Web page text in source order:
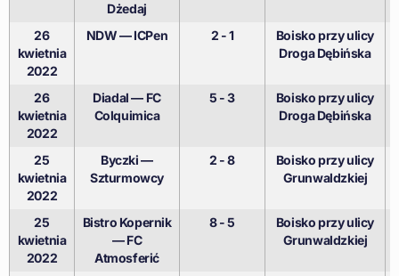
Dżedaj
26
kwietnia
2022
NDW — ICPen 2 - 1
Boisko przy ulicy
Droga Dębińska
26
kwietnia
2022
Diadal — FC
Colquimica
5 - 3
Boisko przy ulicy
Droga Dębińska
25
kwietnia
2022
Byczki —
Szturmowcy
2 - 8
Boisko przy ulicy
Grunwaldzkiej
25
kwietnia
2022
Bistro Kopernik
— FC
Atmosferić
8 - 5
Boisko przy ulicy
Grunwaldzkiej